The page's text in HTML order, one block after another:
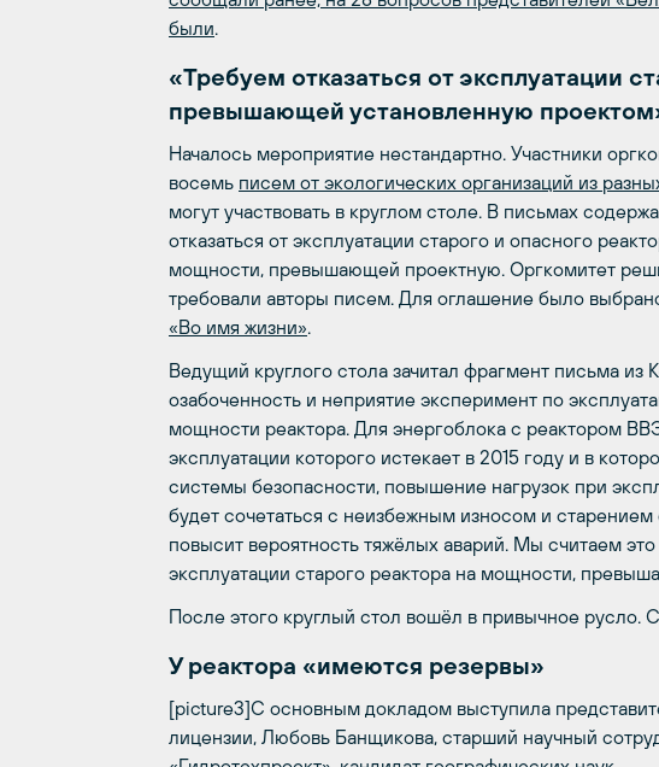
были.
«Требуем отказаться от эксплуатации
превышающей установленную
Началось мероприятие нестандартно. Участники
восемь писем от экологических организаций из
могут участвовать в круглом столе. В письмах
отказаться от эксплуатации старого и опасного
мощности, превышающей проектную. Оргкомитет
требовали авторы писем. Для оглашение было
«Во имя жизни».
Ведущий круглого стола зачитал фрагмент письма
озабоченность и неприятие эксперимент по
мощности реактора. Для энергоблока с реактором
эксплуатации которого истекает в 2015 году и в
системы безопасности, повышение нагрузок при
будет сочетаться с неизбежным износом и
повысит вероятность тяжёлых аварий. Мы считаем
эксплуатации старого реактора на мощности,
После этого круглый стол вошёл в привычное русло.
У реактора «имеются резервы»
[picture3]С основным докладом выступила
лицензии, Любовь Банщикова, старший научный